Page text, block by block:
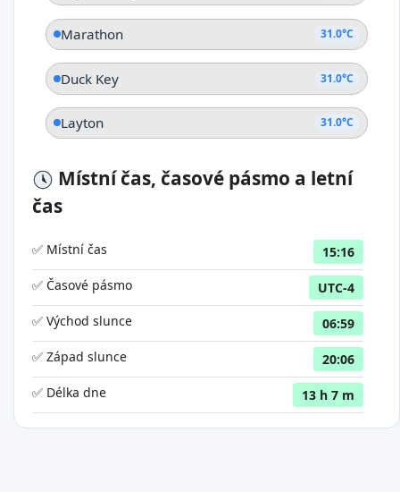
Marathon 31.0°C
Duck Key 31.0°C
Layton 31.0°C
Místní čas, časové pásmo a letní
čas
✅ Místní čas
15:16
✅ Časové pásmo
UTC-4
✅ Východ slunce
06:59
✅ Západ slunce
20:06
✅ Délka dne
13 h 7 m